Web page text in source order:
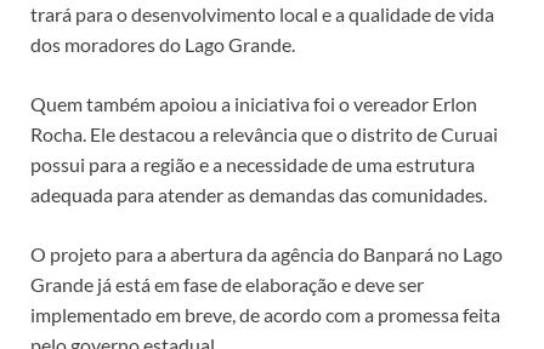
trará para o desenvolvimento local e a qualidade de vida
dos moradores do Lago Grande.
Quem também apoiou a iniciativa foi o vereador Erlon
Rocha. Ele destacou a relevância que o distrito de Curuai
possui para a região e a necessidade de uma estrutura
adequada para atender as demandas das comunidades.
O projeto para a abertura da agência do Banpará no Lago
Grande já está em fase de elaboração e deve ser
implementado em breve, de acordo com a promessa feita